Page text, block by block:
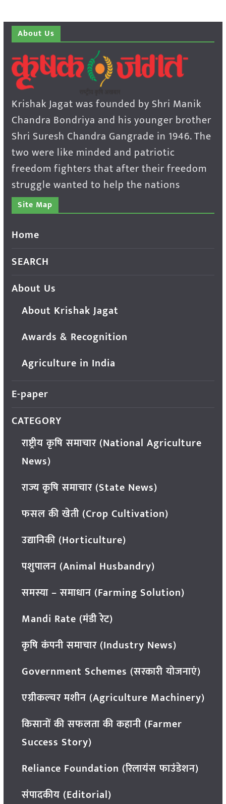
About Us
Krishak Jagat was founded by Shri Manik
Chandra Bondriya and his younger brother
Shri Suresh Chandra Gangrade in 1946. The
two were like minded and patriotic
freedom fighters that after their freedom
struggle wanted to help the nations
Site Map
Home
SEARCH
About Us
About Krishak Jagat
Awards & Recognition
Agriculture in India
E-paper
CATEGORY
राष्ट्रीय कृषि समाचार (National Agriculture
News)
राज्य कृषि समाचार (State News)
फसल की खेती (Crop Cultivation)
उद्यानिकी (Horticulture)
पशुपालन (Animal Husbandry)
समस्या – समाधान (Farming Solution)
Mandi Rate (मंडी रेट)
कृषि कंपनी समाचार (Industry News)
Government Schemes (सरकारी योजनाएं)
एग्रीकल्चर मशीन (Agriculture Machinery)
किसानों की सफलता की कहानी (Farmer
Success Story)
Reliance Foundation (रिलायंस फाउंडेशन)
संपादकीय (Editorial)